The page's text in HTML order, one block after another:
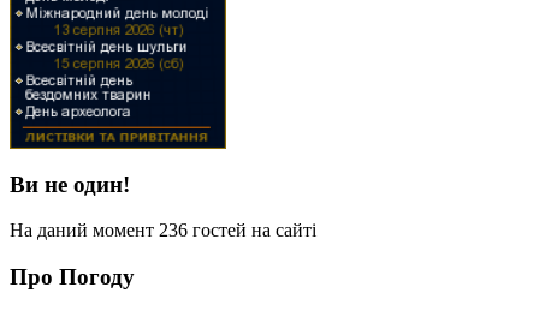
Ви не один!
На даний момент 236 гостей на сайті
Про Погоду